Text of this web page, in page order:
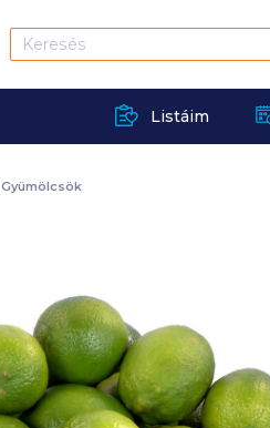
Listáim
Gyümölcsök